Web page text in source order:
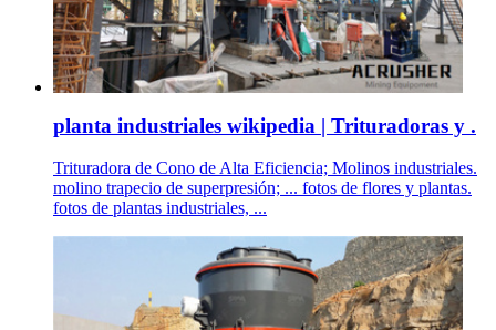
planta industriales wikipedia | Trituradoras y .
Trituradora de Cono de Alta Eficiencia; Molinos industriales.
molino trapecio de superpresión; ... fotos de flores y plantas.
fotos de plantas industriales, ...